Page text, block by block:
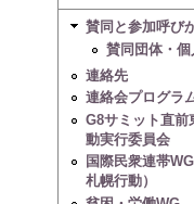
賛同と参加呼び
賛同団体・個
連絡先
連絡会プログラ
G8サミット直前
動実行委員会
国際民衆連帯
札幌行動）